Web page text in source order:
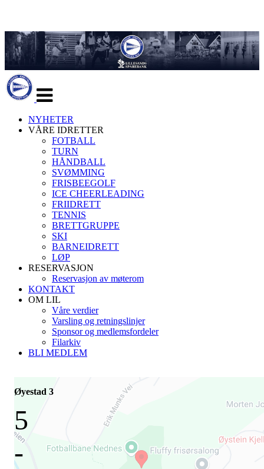
navigasjon
NYHETER
VÅRE IDRETTER
FOTBALL
TURN
HÅNDBALL
SVØMMING
FRISBEEGOLF
ICE CHEERLEADING
FRIIDRETT
TENNIS
BRETTGRUPPE
SKI
BARNEIDRETT
LØP
RESERVASJON
Reservasjon av møterom
KONTAKT
OM LIL
Våre verdier
Varsling og retningslinjer
Sponsor og medlemsfordeler
Filarkiv
BLI MEDLEM
Øyestad 3
5
-